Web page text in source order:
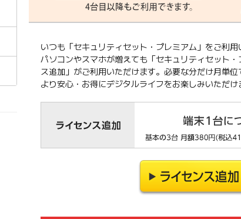
いつも「セキュリティセット・プレミアム」をご利用
パソコンやスマホが増えても「セキュリティセット
ス追加」がご利用いただけます。必要な分だけ月単
より安心・お得にデジタルライフをお楽しみいただけ